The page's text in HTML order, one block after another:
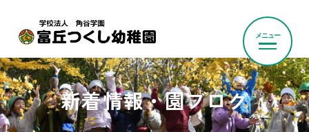
メニュー
新着情報・園ブログ